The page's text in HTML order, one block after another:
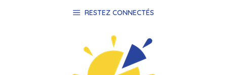
RESTEZ CONNECTÉS